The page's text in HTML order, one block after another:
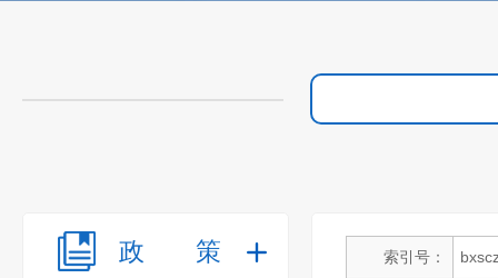
政策 索引号：